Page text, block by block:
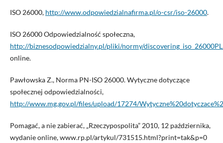
ISO 26000, http://www.odpowiedzialnafirma.pl/o-csr/iso-26000.
ISO 26000 Odpowiedzialność społeczna,
http://biznesodpowiedzialny.pl/pliki/normy/
online.
Pawłowska Z., Norma PN-ISO 26000. Wytyczne dotyczące
społecznej odpowiedzialności,
http://www.mg.gov.pl/files/upload/17274/
Pomagać, a nie zabierać, „Rzeczypospolita” 2010, 12 października,
wydanie online, www.rp.pl/artykul/731515.html?print=tak&p=0